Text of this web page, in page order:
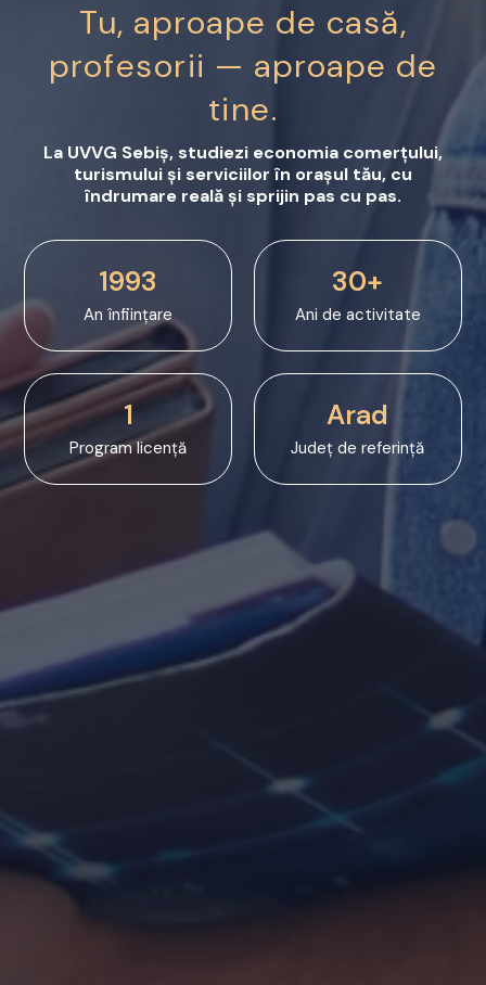
Tu, aproape de casă,
profesorii — aproape de
tine.
La UVVG Sebiș, studiezi economia comerțului,
turismului și serviciilor în orașul tău, cu
îndrumare reală și sprijin pas cu pas.
1993
An înființare
30+
Ani de activitate
1
Program licență
Arad
Județ de referință